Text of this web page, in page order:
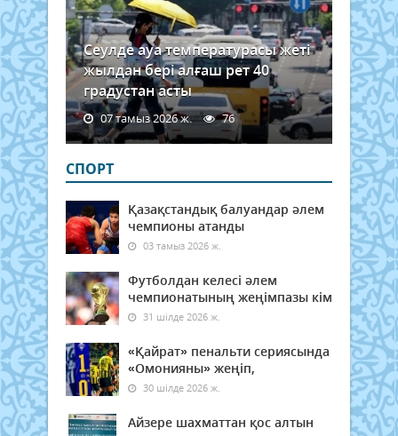
Сеулде ауа температурасы жеті
жылдан бері алғаш рет 40
градустан асты
07 тамыз 2026 ж. 76
СПОРТ
Қазақстандық балуандар әлем
чемпионы атанды
03 тамыз 2026 ж.
Футболдан келесі әлем
чемпионатының жеңімпазы кім
31 шілде 2026 ж.
«Қайрат» пенальти сериясында
«Омонияны» жеңіп,
30 шілде 2026 ж.
Айзере шахматтан қос алтын